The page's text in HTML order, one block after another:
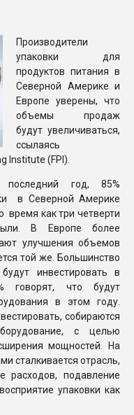
ПЕРЕЙТИ НА
Производители
упаковки для
продуктов питания в
Северной Америке и
Европе уверены, что
объемы продаж
будут увеличиваться,
ссылаясь
Institute (FPI).
год, 85%
в Северной Америке
как три четверти
В Европе более
улучшения объемов
той же. Большинство
инвестировать в
говорят, что будут
в этом году.
собираются
с целью
мощностей. На
сталкивается отрасль,
расходов, подавление
упаковки как